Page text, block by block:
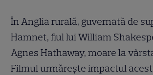
În Anglia rurală, guvernată de
Hamnet, fiul lui William
Agnes Hathaway, moare la
Filmul urmărește impactul